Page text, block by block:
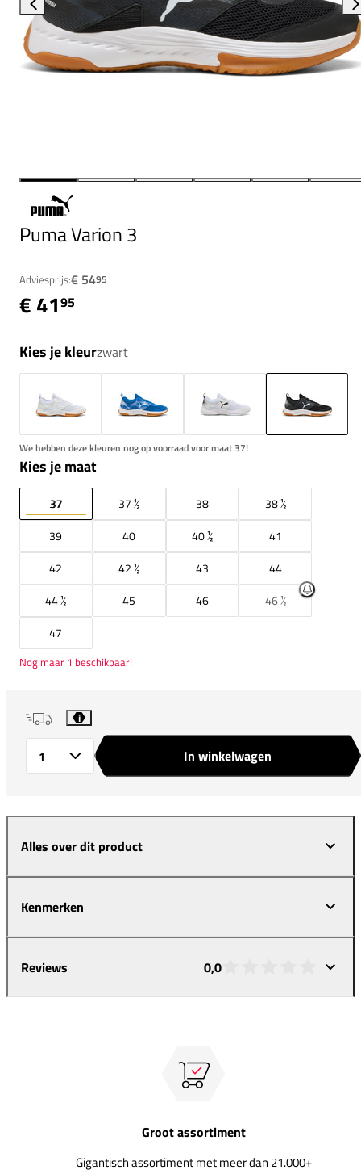
Puma Varion 3
Adviesprijs:€ 5495
€ 4195
Kies je kleurzwart
We hebben deze kleuren nog op voorraad voor maat 37!
Kies je maat
37 37 ½ 38
38 ½
39
40 40 ½
41
42
42 ½ 43
44
44 ½
45 46
46 ½
47
Nog maar 1 beschikbaar!
i
In winkelwagen
Alles over dit product
Kenmerken
Reviews 0,0
Groot assortiment
Gigantisch assortiment met meer dan 21.000+